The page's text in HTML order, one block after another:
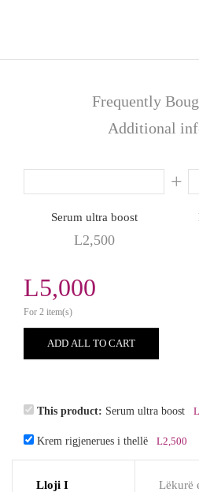
Frequently
Additional
Serum ultra boost
L2,500
L5,000
For 2 item(s)
ADD ALL TO CART
This product: Serum ultra boost L
Krem rigjenerues i thellë L2,500
Lloji I
Lëkurë